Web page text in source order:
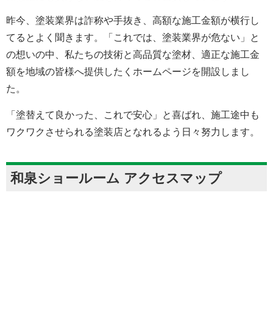
昨今、塗装業界は詐称や手抜き、高額な施工金額が横行し
てるとよく聞きます。「これでは、塗装業界が危ない」と
の想いの中、私たちの技術と高品質な塗材、適正な施工金
額を地域の皆様へ提供したくホームページを開設しまし
た。
「塗替えて良かった、これで安心」と喜ばれ、施工途中も
ワクワクさせられる塗装店となれるよう日々努力します。
和泉ショールーム アクセスマップ